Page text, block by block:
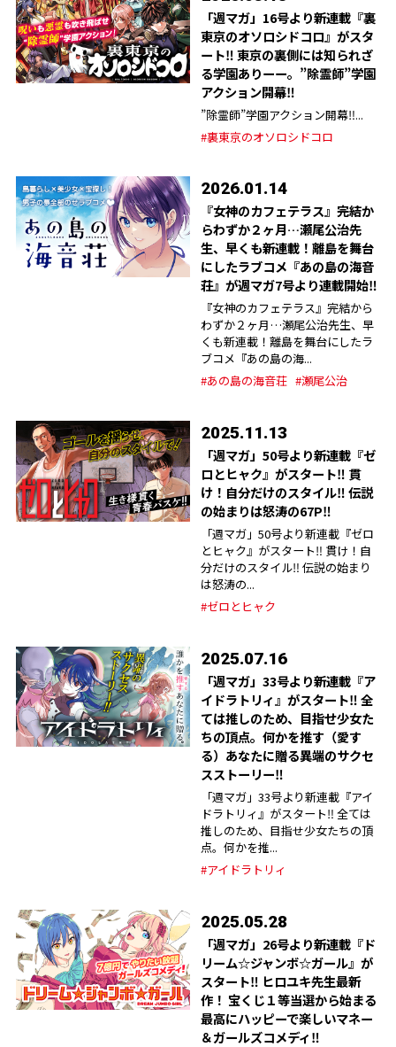
「週マガ」16号より新連載『裏
東京のオソロシドコロ』がスタ
ート‼︎ 東京の裏側には知られざ
る学園ありーー。”除霊師”学園
アクション開幕‼︎
”除霊師”学園アクション開幕‼︎...
#裏東京のオソロシドコロ
2026.01.14
『女神のカフェテラス』完結か
らわずか２ヶ月…瀬尾公治先
生、早くも新連載！離島を舞台
にしたラブコメ『あの島の海音
荘』が週マガ7号より連載開始‼︎
『女神のカフェテラス』完結から
わずか２ヶ月…瀬尾公治先生、早
くも新連載！離島を舞台にしたラ
ブコメ『あの島の海...
#あの島の海音荘 #瀬尾公治
2025.11.13
「週マガ」50号より新連載『ゼ
ロとヒャク』がスタート‼︎ 貫
け！自分だけのスタイル‼︎ 伝説
の始まりは怒涛の67P‼︎
「週マガ」50号より新連載『ゼロ
とヒャク』がスタート‼︎ 貫け！自
分だけのスタイル‼︎ 伝説の始まり
は怒涛の...
#ゼロとヒャク
2025.07.16
「週マガ」33号より新連載『ア
イドラトリィ』がスタート‼︎ 全
ては推しのため、目指せ少女た
ちの頂点。何かを推す（愛す
る）あなたに贈る異端のサクセ
スストーリー‼︎
「週マガ」33号より新連載『アイ
ドラトリィ』がスタート‼︎ 全ては
推しのため、目指せ少女たちの頂
点。何かを推...
#アイドラトリィ
2025.05.28
「週マガ」26号より新連載『ド
リーム☆ジャンボ☆ガール』が
スタート‼︎ ヒロユキ先生最新
作！ 宝くじ１等当選から始まる
最高にハッピーで楽しいマネー
＆ガールズコメディ‼︎